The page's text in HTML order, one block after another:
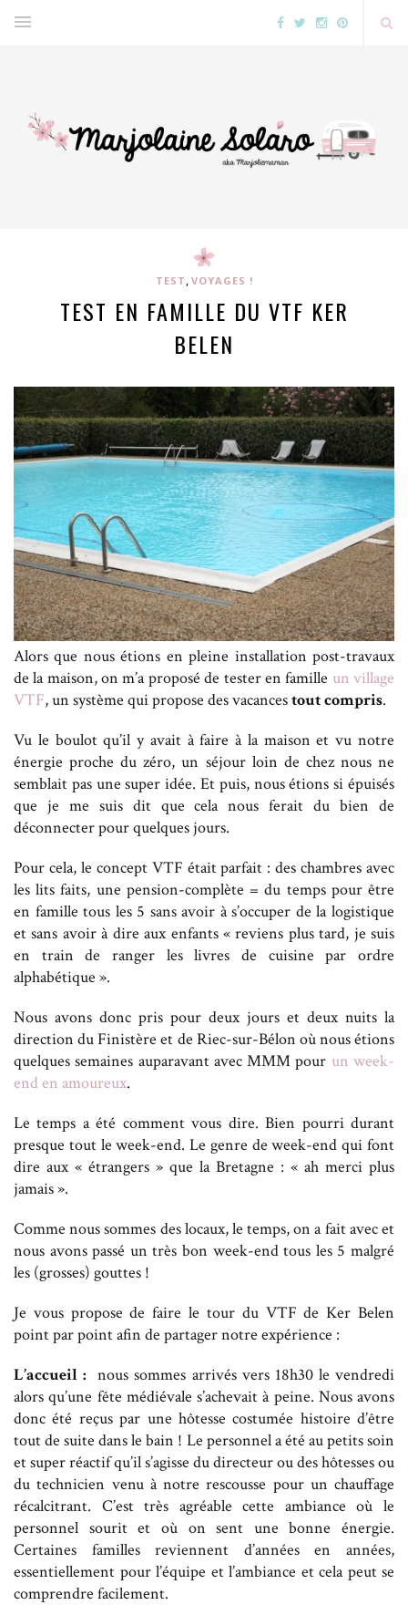
TEST , VOYAGES !
TEST EN FAMILLE DU VTF KER
BELEN
Alors que nous étions en pleine installation post-travaux
de la maison, on m’a proposé de tester en famille un village
VTF, un système qui propose des vacancestout compris.
Vu le boulot qu’il y avait à faire à la maison et vu notre
énergie proche du zéro, un séjour loin de chez nous ne
semblait pas une super idée. Et puis, nous étions si épuisés
que je me suis dit que cela nous ferait du bien de
déconnecter pour quelques jours.
Pour cela, le concept VTF était parfait : des chambres avec
les lits faits, une pension-complète = du temps pour être
en famille tous les 5 sans avoir à s’occuper de la logistique
et sans avoir à dire aux enfants « reviens plus tard, je suis
en train de ranger les livres de cuisine par ordre
alphabétique ».
Nous avons donc pris pour deux jours et deux nuits la
direction du Finistère et de Riec-sur-Bélon où nous étions
quelques semaines auparavant avec MMM pour un week-
end en amoureux.
Le temps a été comment vous dire. Bien pourri durant
presque tout le week-end. Le genre de week-end qui font
dire aux « étrangers » que la Bretagne : « ah merci plus
jamais ».
Comme nous sommes des locaux, le temps, on a fait avec et
nous avons passé un très bon week-end tous les 5 malgré
les (grosses) gouttes !
Je vous propose de faire le tour du VTF de Ker Belen
point par point afin de partager notre expérience :
L’accueil : nous sommes arrivés vers 18h30 le vendredi
alors qu’une fête médiévale s’achevait à peine. Nous avons
donc été reçus par une hôtesse costumée histoire d’être
tout de suite dans le bain ! Le personnel a été au petits soin
et super réactif qu’il s’agisse du directeur ou des hôtesses ou
du technicien venu à notre rescousse pour un chauffage
récalcitrant. C’est très agréable cette ambiance où le
personnel sourit et où on sent une bonne énergie.
Certaines familles reviennent d’années en années,
essentiellement pour l’équipe et l’ambiance et cela peut se
comprendre facilement.